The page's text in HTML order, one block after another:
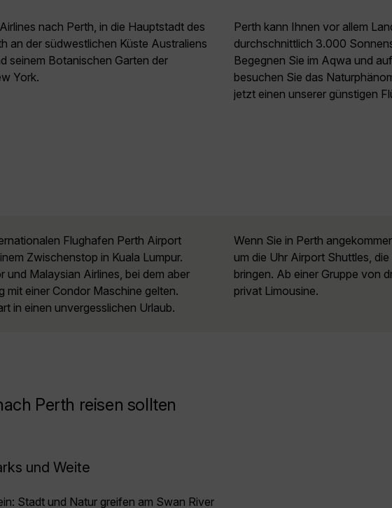
nach Perth, in die Hauptstadt des
an der südwestlichen Küste Australiens
seinem Botanischen Garten der
York.
Perth kann Ihnen vor allem
durchschnittlich 3.000
Begegnen Sie im Aqwa und
besuchen Sie das
jetzt einen unserer günstigen
Flughafen Perth Airport
Zwischenstop in Kuala Lumpur.
Malaysian Airlines, bei dem aber
mit einer Condor Maschine gelten.
in einen unvergesslichen Urlaub.
Wenn Sie in Perth
um die Uhr Airport Shuttles,
bringen. Ab einer Gruppe von
privat Limousine.
Perth reisen sollten
und Weite
Stadt und Natur greifen am Swan River